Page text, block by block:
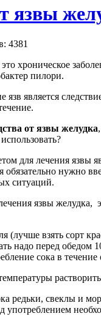
язвы
4381
хроническое
пилори.
язв является
от язвы желудка
для лечения язвы
обязательно нужно
ситуаций.
язвы желудка,
(лучше взять сорт
перед обедом
сока в течение
редьки, свеклы и